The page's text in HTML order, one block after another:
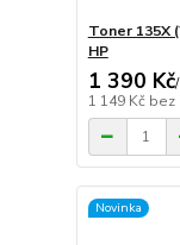
Toner 135X
HP
1 390 Kč/
1 149 Kč bez
Novinka